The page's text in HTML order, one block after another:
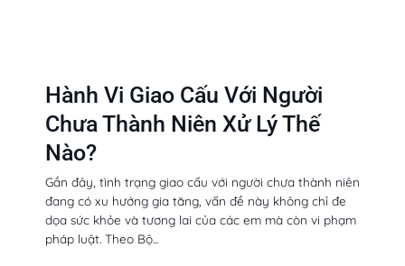
Hành Vi Giao Cấu Với Người
Chưa Thành Niên Xử Lý Thế
Nào?
Gần đây, tình trạng giao cấu với người chưa thành niên
đang có xu hướng gia tăng, vấn đề này không chỉ đe
dọa sức khỏe và tương lai của các em mà còn vi phạm
pháp luật. Theo Bộ...